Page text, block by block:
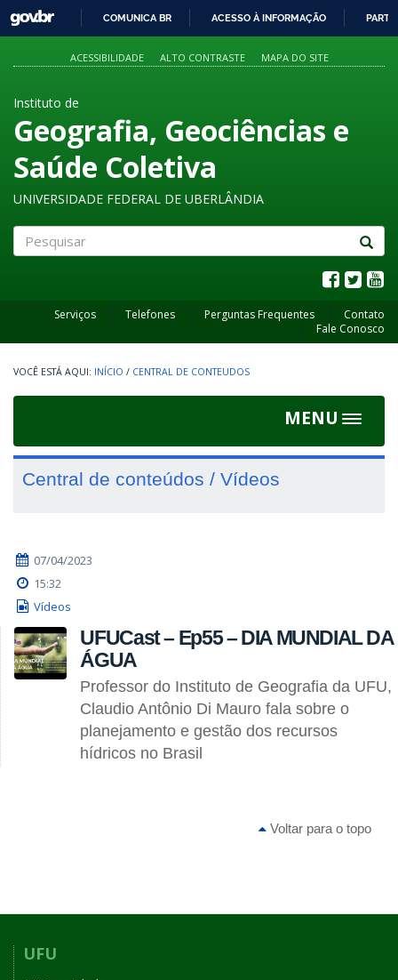
PARA
O
GOVBR
COMUNICA BR ACESSO À INFORMAÇÃO
ACESSIBILIDADE ALTO CONTRASTE MAPA DO SITE
Instituto de
Geografia, Geociências e
Saúde Coletiva
UNIVERSIDADE FEDERAL DE UBERLÂNDIA
Serviços Telefones Perguntas Frequentes
Contato
Fale Conosco
INÍCIO / CENTRAL DE CONTEUDOS
MENU
Toggle
Central de conteúdos / Vídeos
07/04/2023
15:32
Vídeos
UFUCast – Ep55 – DIA MUNDIAL DA
ÁGUA
Professor do Instituto de Geografia da UFU,
Claudio Antônio Di Mauro fala sobre o
planejamento e gestão dos recursos
hídricos no Brasil
Voltar para o topo
UFU